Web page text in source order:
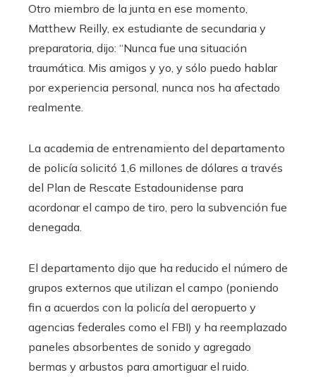
Otro miembro de la junta en ese momento,
Matthew Reilly, ex estudiante de secundaria y
preparatoria, dijo: “Nunca fue una situación
traumática. Mis amigos y yo, y sólo puedo hablar
por experiencia personal, nunca nos ha afectado
realmente.
La academia de entrenamiento del departamento
de policía solicitó 1,6 millones de dólares a través
del Plan de Rescate Estadounidense para
acordonar el campo de tiro, pero la subvención fue
denegada.
El departamento dijo que ha reducido el número de
grupos externos que utilizan el campo (poniendo
fin a acuerdos con la policía del aeropuerto y
agencias federales como el FBI) ​​y ha reemplazado
paneles absorbentes de sonido y agregado
bermas y arbustos para amortiguar el ruido.